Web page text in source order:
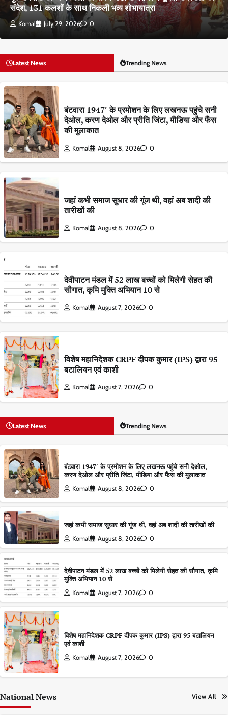
संदेश, 131 कलशों के साथ निकली भव्य शोभायात्रा
Komal July 29, 2026 0
Latest News Trending News
बंटवारा 1947′ के प्रमोशन के लिए लखनऊ पहुंचे सनी
देओल, करण देओल और प्रीति जिंटा, मीडिया और फैंस
की मुलाकात
Komal August 8, 2026 0
जहां कभी समाज सुधार की गूंज थी, वहां अब शादी की
तारीखों की
Komal August 8, 2026 0
देवीपाटन मंडल में 52 लाख बच्चों को मिलेगी सेहत की
सौगात, कृमि मुक्ति अभियान 10 से
Komal August 7, 2026 0
विशेष महानिदेशक CRPF दीपक कुमार (IPS) द्वारा 95
बटालियन एवं काशी
Komal August 7, 2026 0
Latest News Trending News
बंटवारा 1947′ के प्रमोशन के लिए लखनऊ पहुंचे सनी देओल,
करण देओल और प्रीति जिंटा, मीडिया और फैंस की मुलाकात
Komal August 8, 2026 0
जहां कभी समाज सुधार की गूंज थी, वहां अब शादी की तारीखों की
Komal August 8, 2026 0
देवीपाटन मंडल में 52 लाख बच्चों को मिलेगी सेहत की सौगात, कृमि
मुक्ति अभियान 10 से
Komal August 7, 2026 0
विशेष महानिदेशक CRPF दीपक कुमार (IPS) द्वारा 95 बटालियन
एवं काशी
Komal August 7, 2026 0
National News View All